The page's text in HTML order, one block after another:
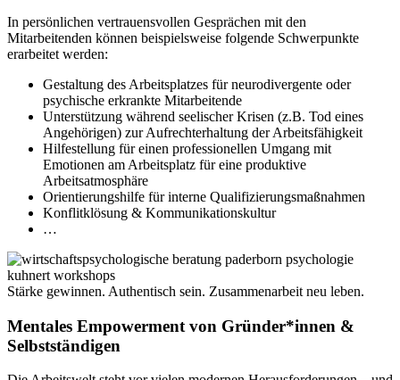
In persönlichen vertrauensvollen Gesprächen mit den
Mitarbeitenden können beispielsweise folgende Schwerpunkte
erarbeitet werden:
Gestaltung des Arbeitsplatzes für neurodivergente oder
psychische erkrankte Mitarbeitende
Unterstützung während seelischer Krisen (z.B. Tod eines
Angehörigen) zur Aufrechterhaltung der Arbeitsfähigkeit
Hilfestellung für einen professionellen Umgang mit
Emotionen am Arbeitsplatz für eine produktive
Arbeitsatmosphäre
Orientierungshilfe für interne Qualifizierungsmaßnahmen
Konflitklösung & Kommunikationskultur
…
Stärke gewinnen. Authentisch sein. Zusammenarbeit neu leben.
Mentales Empowerment von Gründer*innen &
Selbstständigen